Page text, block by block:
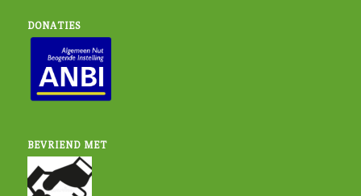
DONATIES
BEVRIEND MET